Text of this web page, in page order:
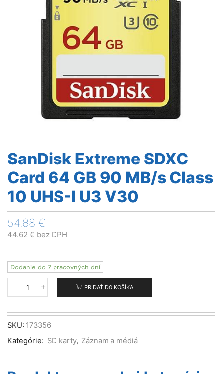
SanDisk Extreme SDXC
Card 64 GB 90 MB/s Class
10 UHS-I U3 V30
54.88 €
44.62 € bez DPH
Dodanie do 7 pracovných dní
množstvo
Extreme
SDXC
64
PRIDAŤ DO KOŠÍKA
SKU: 173356
Kategórie: SD karty, Záznam a médiá